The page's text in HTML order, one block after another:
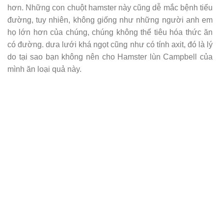
hơn. Những con chuột hamster này cũng dễ mắc bệnh tiểu
đường, tuy nhiên, không giống như những người anh em
họ lớn hơn của chúng, chúng không thể tiêu hóa thức ăn
có đường. dưa lưới khá ngọt cũng như có tính axit, đó là lý
do tại sao bạn không nên cho Hamster lùn Campbell của
mình ăn loại quả này.